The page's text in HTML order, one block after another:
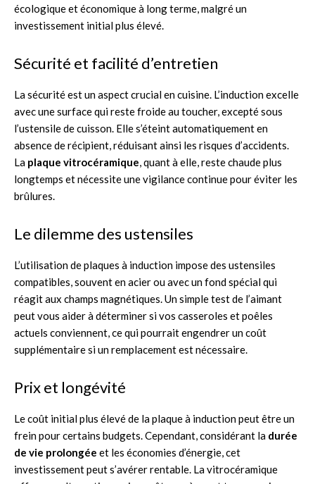
écologique et économique à long terme, malgré un
investissement initial plus élevé.
Sécurité et facilité d’entretien
La sécurité est un aspect crucial en cuisine. L’induction excelle
avec une surface qui reste froide au toucher, excepté sous
l’ustensile de cuisson. Elle s’éteint automatiquement en
absence de récipient, réduisant ainsi les risques d’accidents.
La plaque vitrocéramique, quant à elle, reste chaude plus
longtemps et nécessite une vigilance continue pour éviter les
brûlures.
Le dilemme des ustensiles
L’utilisation de plaques à induction impose des ustensiles
compatibles, souvent en acier ou avec un fond spécial qui
réagit aux champs magnétiques. Un simple test de l’aimant
peut vous aider à déterminer si vos casseroles et poêles
actuels conviennent, ce qui pourrait engendrer un coût
supplémentaire si un remplacement est nécessaire.
Prix et longévité
Le coût initial plus élevé de la plaque à induction peut être un
frein pour certains budgets. Cependant, considérant la durée
de vie prolongée et les économies d’énergie, cet
investissement peut s’avérer rentable. La vitrocéramique